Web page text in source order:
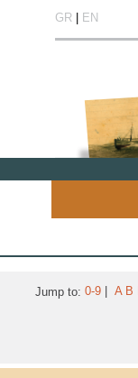
GR| EN
Jump to: 0-9 Α Β